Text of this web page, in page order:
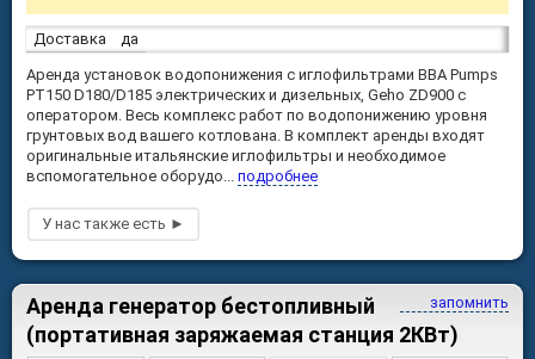
Доставка
да
Аренда установок водопонижения с иглофильтрами BBA Pumps
PТ150 D180/D185 электрических и дизельных, Geho ZD900 с
оператором. Весь комплекс работ по водопонижению уровня
грунтовых вод вашего котлована. В комплект аренды входят
оригинальные итальянские иглофильтры и необходимое
вспомогательное оборудо... подробнее
запомнить
Аренда генератор бестопливный
(портативная заряжаемая станция 2КВт)